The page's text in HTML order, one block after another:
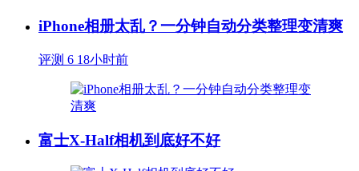
iPhone相册太乱？一分钟自动分类整理变清爽
评测 6 18小时前
富士X-Half相机到底好不好